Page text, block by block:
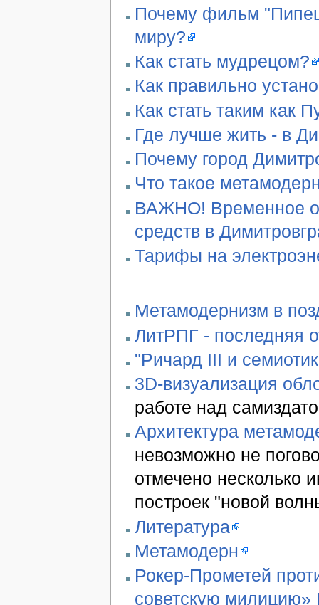
Почему фильм
миру?
Как стать мудрецом?
Как правильно
Как стать таким как
Где лучше жить - в
Почему город
Что такое
ВАЖНО! Временное
средств в
Тарифы на
Метамодернизм в
ЛитРПГ - последняя
"Ричард III и
3D-визуализация
работе над
Архитектура
невозможно не
отмечено несколько
построек "новой
Литература
Метамодерн
Рокер-Прометей
советскую